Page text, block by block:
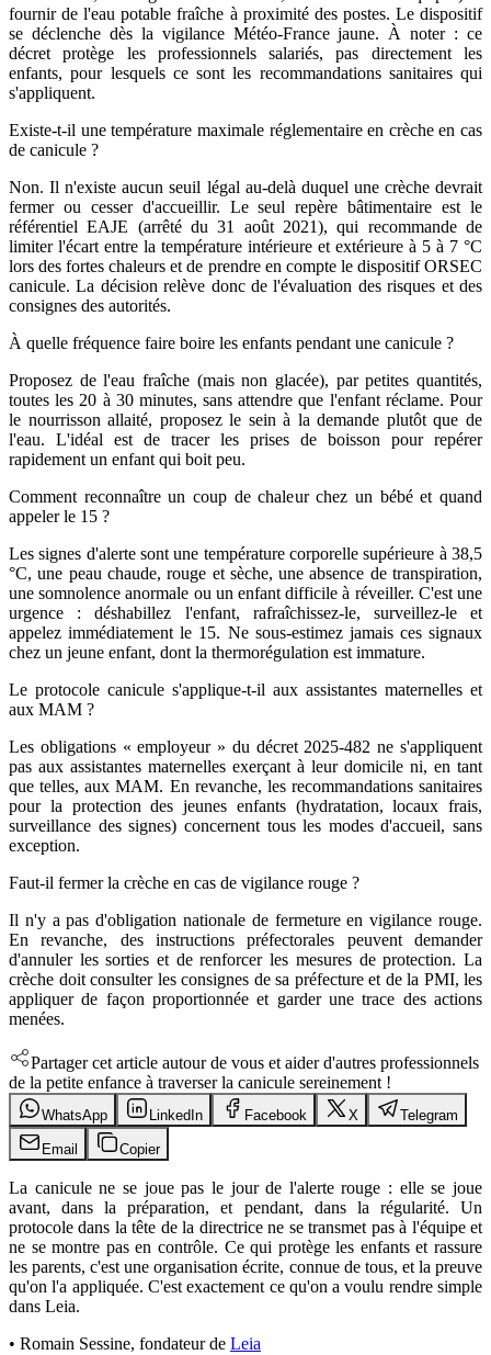
fournir de l'eau potable fraîche à proximité des postes. Le dispositif
se déclenche dès la vigilance Météo-France jaune. À noter : ce
décret protège les professionnels salariés, pas directement les
enfants, pour lesquels ce sont les recommandations sanitaires qui
s'appliquent.
Existe-t-il une température maximale réglementaire en crèche en cas
de canicule ?
Non. Il n'existe aucun seuil légal au-delà duquel une crèche devrait
fermer ou cesser d'accueillir. Le seul repère bâtimentaire est le
référentiel EAJE (arrêté du 31 août 2021), qui recommande de
limiter l'écart entre la température intérieure et extérieure à 5 à 7 °C
lors des fortes chaleurs et de prendre en compte le dispositif ORSEC
canicule. La décision relève donc de l'évaluation des risques et des
consignes des autorités.
À quelle fréquence faire boire les enfants pendant une canicule ?
Proposez de l'eau fraîche (mais non glacée), par petites quantités,
toutes les 20 à 30 minutes, sans attendre que l'enfant réclame. Pour
le nourrisson allaité, proposez le sein à la demande plutôt que de
l'eau. L'idéal est de tracer les prises de boisson pour repérer
rapidement un enfant qui boit peu.
Comment reconnaître un coup de chaleur chez un bébé et quand
appeler le 15 ?
Les signes d'alerte sont une température corporelle supérieure à 38,5
°C, une peau chaude, rouge et sèche, une absence de transpiration,
une somnolence anormale ou un enfant difficile à réveiller. C'est une
urgence : déshabillez l'enfant, rafraîchissez-le, surveillez-le et
appelez immédiatement le 15. Ne sous-estimez jamais ces signaux
chez un jeune enfant, dont la thermorégulation est immature.
Le protocole canicule s'applique-t-il aux assistantes maternelles et
aux MAM ?
Les obligations « employeur » du décret 2025-482 ne s'appliquent
pas aux assistantes maternelles exerçant à leur domicile ni, en tant
que telles, aux MAM. En revanche, les recommandations sanitaires
pour la protection des jeunes enfants (hydratation, locaux frais,
surveillance des signes) concernent tous les modes d'accueil, sans
exception.
Faut-il fermer la crèche en cas de vigilance rouge ?
Il n'y a pas d'obligation nationale de fermeture en vigilance rouge.
En revanche, des instructions préfectorales peuvent demander
d'annuler les sorties et de renforcer les mesures de protection. La
crèche doit consulter les consignes de sa préfecture et de la PMI, les
appliquer de façon proportionnée et garder une trace des actions
menées.
Partager cet article autour de vous et aider d'autres professionnels
de la petite enfance à traverser la canicule sereinement !
WhatsApp LinkedIn Facebook X Telegram
Email Copier
La canicule ne se joue pas le jour de l'alerte rouge : elle se joue
avant, dans la préparation, et pendant, dans la régularité. Un
protocole dans la tête de la directrice ne se transmet pas à l'équipe et
ne se montre pas en contrôle. Ce qui protège les enfants et rassure
les parents, c'est une organisation écrite, connue de tous, et la preuve
qu'on l'a appliquée. C'est exactement ce qu'on a voulu rendre simple
dans Leia.
• Romain Sessine, fondateur de Leia